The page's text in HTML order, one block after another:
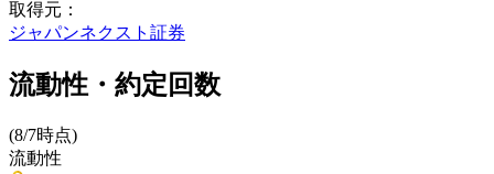
取得元：
ジャパンネクスト証券
流動性・約定回数
(8/7時点)
流動性